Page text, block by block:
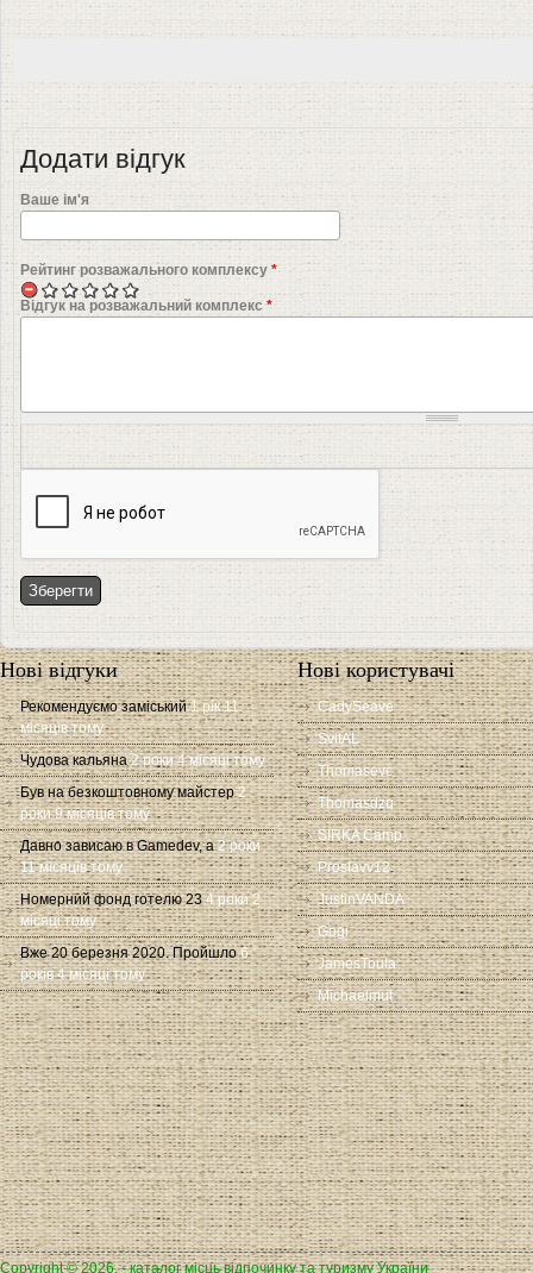
Додати відгук
Ваше ім'я
Рейтинг розважального комплексу *
Відгук на розважальний комплекс *
Нові відгуки
Рекомендуємо заміський 1 рік 11
місяців тому
Чудова кальяна 2 роки 4 місяці тому
Був на безкоштовному майстер 2
роки 9 місяців тому
Давно зависаю в Gamedev, а 2 роки
11 місяців тому
Номерний фонд готелю 23 4 роки 2
місяці тому
Вже 20 березня 2020. Пройшло 6
років 4 місяці тому
Нові користувачі
CadySeave
SvitAL
Thomasevc
Thomasdzq
SIRKA Camp
Proslavv12
JustinVANDA
Gogi
JamesToula
Michaelmut
Copyright © 2026, - каталог місць відпочинку та туризму України